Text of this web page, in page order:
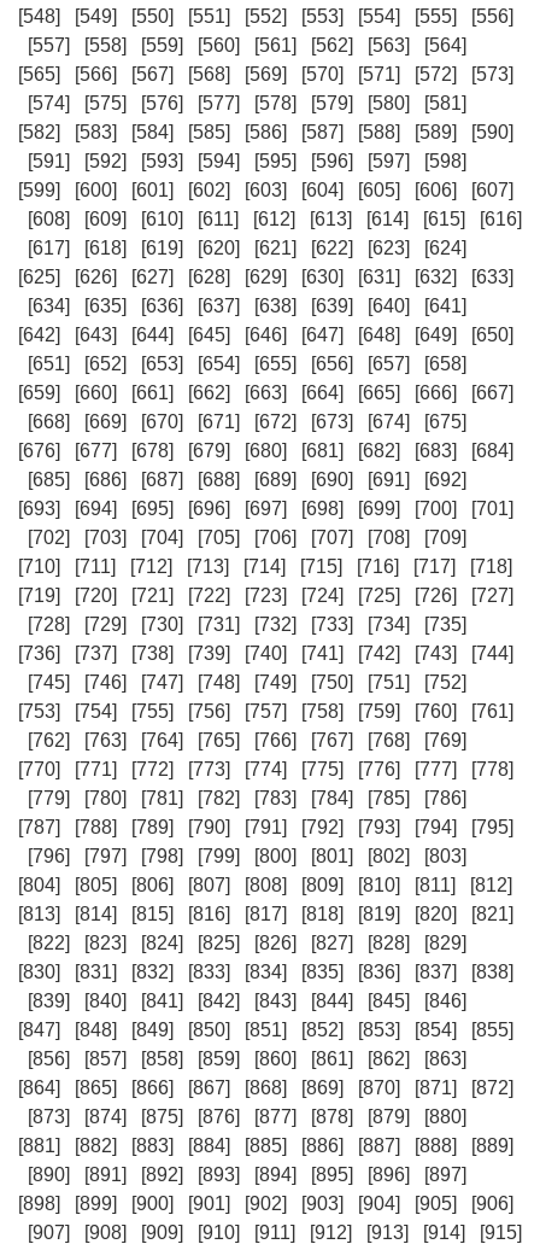
[548]
[549] [550] [551] [552] [553] [554] [555]
[556]
[557]
[558] [559] [560] [561] [562] [563]
[564]
[565]
[566] [567] [568] [569] [570] [571] [572]
[573]
[574]
[575] [576] [577] [578] [579] [580]
[581]
[582]
[583] [584] [585] [586] [587] [588] [589]
[590]
[591]
[592] [593] [594] [595] [596] [597]
[598]
[599]
[600] [601] [602] [603] [604] [605] [606]
[607]
[608]
[609] [610] [611] [612] [613] [614] [615]
[616]
[617]
[618] [619] [620] [621] [622] [623]
[624]
[625]
[626] [627] [628] [629] [630] [631] [632]
[633]
[634]
[635] [636] [637] [638] [639] [640]
[641]
[642]
[643] [644] [645] [646] [647] [648] [649]
[650]
[651]
[652] [653] [654] [655] [656] [657]
[658]
[659]
[660] [661] [662] [663] [664] [665] [666]
[667]
[668]
[669] [670] [671] [672] [673] [674]
[675]
[676]
[677] [678] [679] [680] [681] [682] [683]
[684]
[685]
[686] [687] [688] [689] [690] [691]
[692]
[693]
[694] [695] [696] [697] [698] [699] [700]
[701]
[702]
[703] [704] [705] [706] [707] [708]
[709]
[710]
[711] [712] [713] [714] [715] [716] [717]
[718]
[719]
[720] [721] [722] [723] [724] [725] [726]
[727]
[728]
[729] [730] [731] [732] [733] [734]
[735]
[736]
[737] [738] [739] [740] [741] [742] [743]
[744]
[745]
[746] [747] [748] [749] [750] [751]
[752]
[753]
[754] [755] [756] [757] [758] [759] [760]
[761]
[762]
[763] [764] [765] [766] [767] [768]
[769]
[770]
[771] [772] [773] [774] [775] [776] [777]
[778]
[779]
[780] [781] [782] [783] [784] [785]
[786]
[787]
[788] [789] [790] [791] [792] [793] [794]
[795]
[796]
[797] [798] [799] [800] [801] [802]
[803]
[804]
[805] [806] [807] [808] [809] [810] [811]
[812]
[813]
[814] [815] [816] [817] [818] [819] [820]
[821]
[822]
[823] [824] [825] [826] [827] [828]
[829]
[830]
[831] [832] [833] [834] [835] [836] [837]
[838]
[839]
[840] [841] [842] [843] [844] [845]
[846]
[847]
[848] [849] [850] [851] [852] [853] [854]
[855]
[856]
[857] [858] [859] [860] [861] [862]
[863]
[864]
[865] [866] [867] [868] [869] [870] [871]
[872]
[873]
[874] [875] [876] [877] [878] [879]
[880]
[881]
[882] [883] [884] [885] [886] [887] [888]
[889]
[890]
[891] [892] [893] [894] [895] [896]
[897]
[898]
[899] [900] [901] [902] [903] [904] [905]
[906]
[907]
[908] [909] [910] [911] [912] [913] [914] [915]